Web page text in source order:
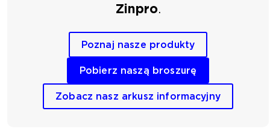
Zinpro.
Poznaj nasze produkty
Pobierz naszą broszurę
Zobacz nasz arkusz informacyjny